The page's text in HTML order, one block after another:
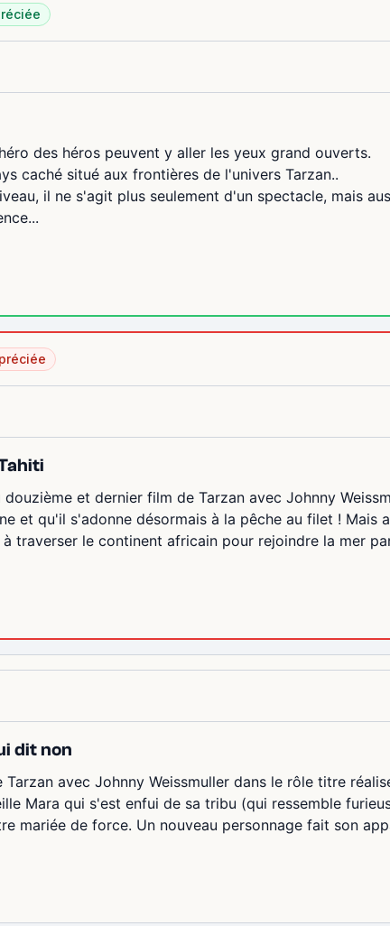
des héros peuvent y aller les yeux grand ouverts.
caché situé aux frontières de l'univers Tarzan..
il ne s'agit plus seulement d'un spectacle, mais
et dernier film de Tarzan avec Johnny
et qu'il s'adonne désormais à la pêche au filet ! Mais
traverser le continent africain pour rejoindre la mer
dit non
avec Johnny Weissmuller dans le rôle titre
Mara qui s'est enfui de sa tribu (qui ressemble
mariée de force. Un nouveau personnage fait son